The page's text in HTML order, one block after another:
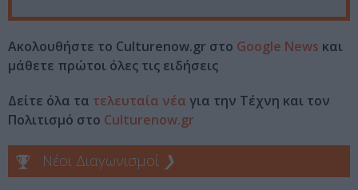
Ακολουθήστε το Culturenow.gr στο Google News και
μάθετε πρώτοι όλες τις ειδήσεις
Δείτε όλα τα τελευταία νέα για την Τέχνη και τον
Πολιτισμό στο Culturenow.gr
Νέοι Διαγωνισμοί ❯